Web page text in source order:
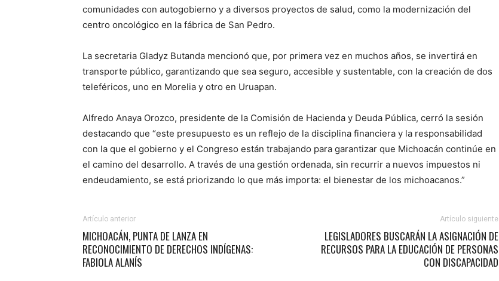
comunidades con autogobierno y a diversos proyectos de salud, como la modernización del
centro oncológico en la fábrica de San Pedro.
La secretaria Gladyz Butanda mencionó que, por primera vez en muchos años, se invertirá en
transporte público, garantizando que sea seguro, accesible y sustentable, con la creación de dos
teleféricos, uno en Morelia y otro en Uruapan.
Alfredo Anaya Orozco, presidente de la Comisión de Hacienda y Deuda Pública, cerró la sesión
destacando que “este presupuesto es un reflejo de la disciplina financiera y la responsabilidad
con la que el gobierno y el Congreso están trabajando para garantizar que Michoacán continúe en
el camino del desarrollo. A través de una gestión ordenada, sin recurrir a nuevos impuestos ni
endeudamiento, se está priorizando lo que más importa: el bienestar de los michoacanos.”
Artículo anterior
MICHOACÁN, PUNTA DE LANZA EN
RECONOCIMIENTO DE DERECHOS INDÍGENAS:
FABIOLA ALANÍS
Artículo siguiente
LEGISLADORES BUSCARÁN LA ASIGNACIÓN DE
RECURSOS PARA LA EDUCACIÓN DE PERSONAS
CON DISCAPACIDAD